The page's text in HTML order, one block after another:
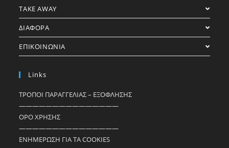
TAKE AWAY
ΔΙΑΦΟΡΑ
ΕΠΙΚΟΙΝΩΝΙΑ
Links
ΤΡΟΠΟΙ ΠΑΡΑΓΓΕΛΙΑΣ – ΕΞΟΦΛΗΣΗΣ
———————————————
ΟΡΟ ΧΡΗΣΗΣ
———————————————
ΕΝΗΜΕΡΩΣΗ ΓΙΑ ΤΑ COOKIES